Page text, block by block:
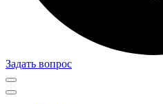
Задать вопрос